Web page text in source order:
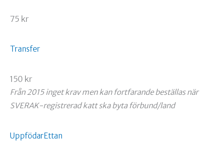
75 kr
Transfer
150 kr
Från 2015 inget krav men kan fortfarande beställas när
SVERAK-registrerad katt ska byta förbund/land
UppfödarEttan